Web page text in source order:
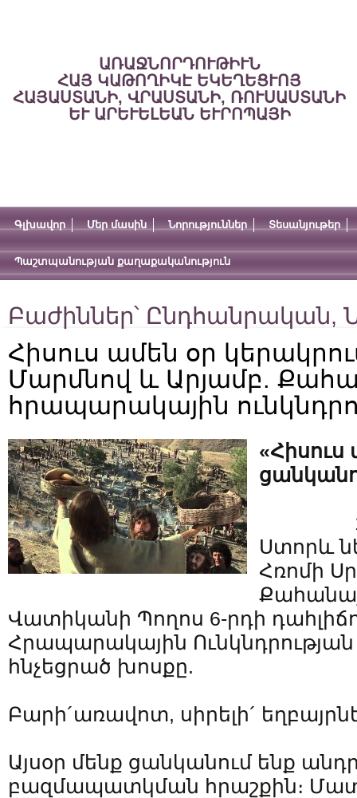
ԱՌԱՋՆՈՐԴՈՒԹԻՒՆ
ՀԱՅ ԿԱԹՈՂԻԿԷ ԵԿԵՂԵՑՒՈՅ
ՀԱՅԱՍՏԱՆԻ, ՎՐԱՍՏԱՆԻ, ՌՈՒՍԱՍՏԱՆԻ
ԵՒ ԱՐԵՒԵԼԵԱՆ ԵՒՐՈՊԱՅԻ
Գլխավոր Մեր մասին Նորություններ Տեսանյութեր
Պաշտպանության քաղաքականություն
Բաժիններ՝ Ընդհանրական,
Հիսուս ամեն օր
Մարմնով և Արյամբ.
հրապարակային
«Հիսուս
Ստորև
Հռոմի
Վատիկանի Պողոս 6-րդի
Հրապարակային
հնչեցրած խոսքը.
Բարի´առավոտ, սիրելի´
Այսօր մենք ցանկանում ենք
բազմապատկման հրաշքին։